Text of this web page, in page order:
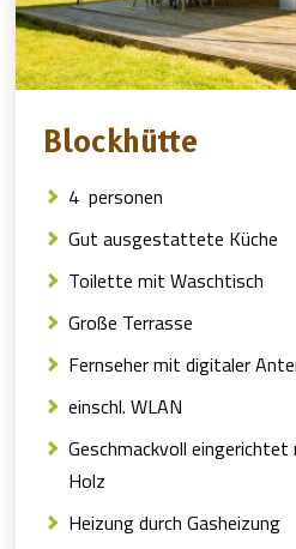
Blockhütte
4 personen
Gut ausgestattete Küche
Toilette mit Waschtisch
Große Terrasse
Fernseher mit digitaler
einschl. WLAN
Geschmackvoll
Holz
Heizung durch Gasheizung